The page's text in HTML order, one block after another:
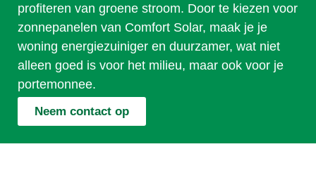
profiteren van groene stroom. Door te kiezen voor
zonnepanelen van Comfort Solar, maak je je
woning energiezuiniger en duurzamer, wat niet
alleen goed is voor het milieu, maar ook voor je
portemonnee.
Neem contact op